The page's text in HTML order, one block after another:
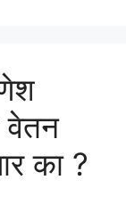
वेतन
का ?